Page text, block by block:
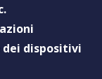
dispositivi